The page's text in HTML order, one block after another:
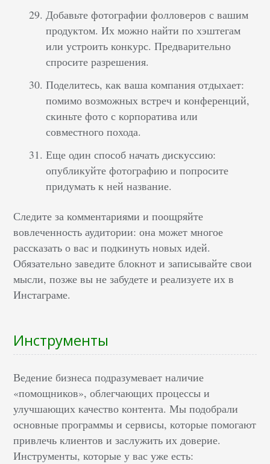
Добавьте фотографии фолловеров с вашим
продуктом. Их можно найти по хэштегам
или устроить конкурс. Предварительно
спросите разрешения.
Поделитесь, как ваша компания отдыхает:
помимо возможных встреч и конференций,
скиньте фото с корпоратива или
совместного похода.
Еще один способ начать дискуссию:
опубликуйте фотографию и попросите
придумать к ней название.
Следите за комментариями и поощряйте
вовлеченность аудитории: она может многое
рассказать о вас и подкинуть новых идей.
Обязательно заведите блокнот и записывайте свои
мысли, позже вы не забудете и реализуете их в
Инстаграме.
Инструменты
Ведение бизнеса подразумевает наличие
«помощников», облегчающих процессы и
улучшающих качество контента. Мы подобрали
основные программы и сервисы, которые помогают
привлечь клиентов и заслужить их доверие.
Инструменты, которые у вас уже есть: